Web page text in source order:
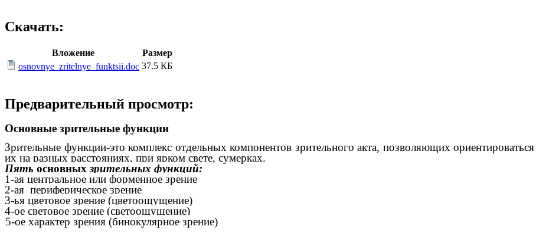
Скачать:
Вложение
Размер
osnovnye_zritelnye_funktsii.doc 37.5 КБ
Предварительный просмотр:
Основные зрительные функции
Зрительные функции-это комплекс отдельных компонентов зрительного акта, позволяющих
их на разных расстояниях, при ярком свете, сумерках.
Пять основныхзрительных функций:
1-ая центральное или форменное зрение
2-ая периферическое зрение
3-ья цветовое зрение (цветоощущение)
4-ое световое зрение (светоощущение)
5-ое характер зрения (бинокулярное зрение)